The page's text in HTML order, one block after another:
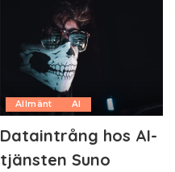
Allmänt AI
Dataintrång hos AI-
tjänsten Suno